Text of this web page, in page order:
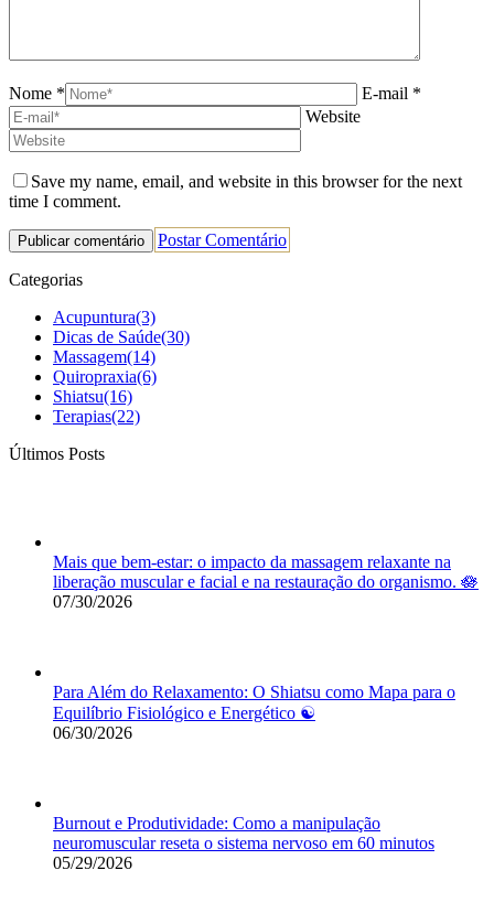
Nome *
E-mail *
Website
Save my name, email, and website in this browser for the next
time I comment.
Postar Comentário
Categorias
Acupuntura(3)
Dicas de Saúde(30)
Massagem(14)
Quiropraxia(6)
Shiatsu(16)
Terapias(22)
Últimos Posts
Mais que bem-estar: o impacto da massagem relaxante na
liberação muscular e facial e na restauração do organismo. 🪷
07/30/2026
Para Além do Relaxamento: O Shiatsu como Mapa para o
Equilíbrio Fisiológico e Energético ☯️
06/30/2026
Burnout e Produtividade: Como a manipulação
neuromuscular reseta o sistema nervoso em 60 minutos
05/29/2026